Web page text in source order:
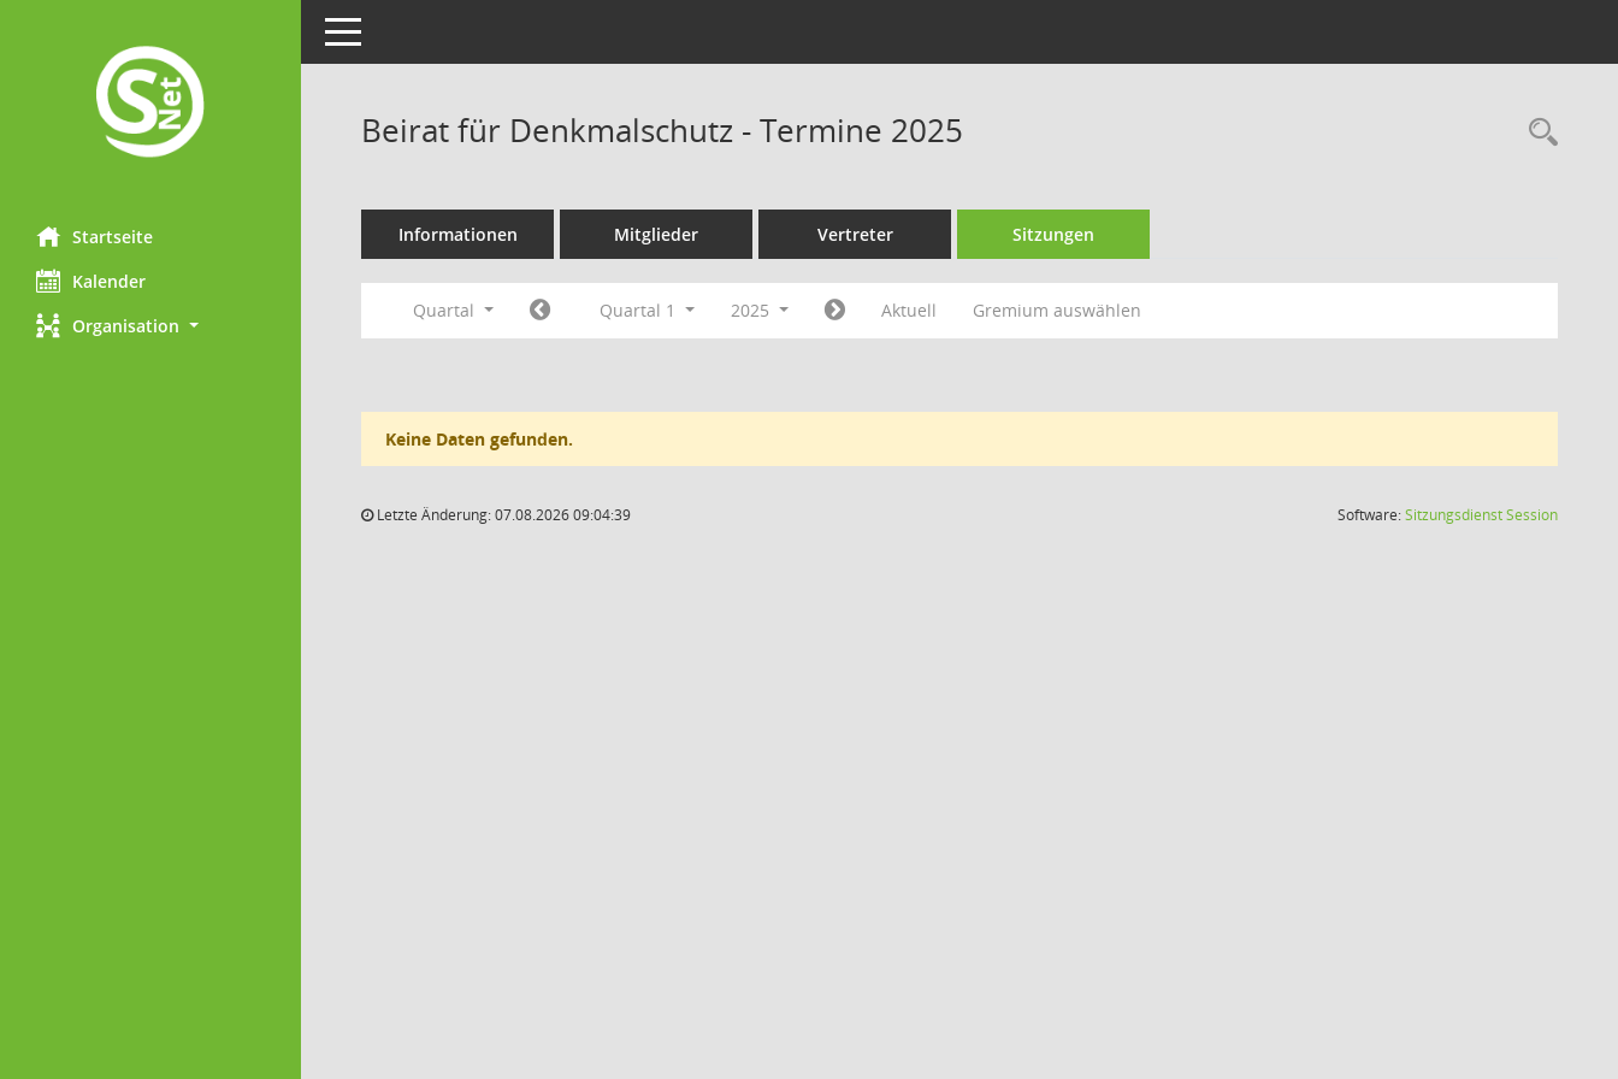
Startseite
Kalender
Organisation
Toggle navigation
Beirat für Denkmalschutz - Termine 2025
Informationen Mitglieder Vertreter Sitzungen
Quartal Quartal 1 2025 Aktuell Gremium auswählen
Keine Daten gefunden.
Letzte Änderung: 07.08.2026 09:04:39 Software:SitzungsdienstSession(Wird in